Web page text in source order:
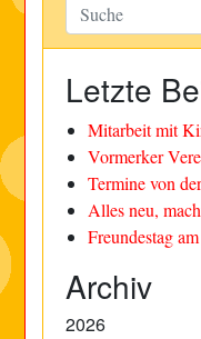
Letzte
Mitarbeit mit
Vormerker
Termine von
Alles neu,
Freundestag
Archiv
2026